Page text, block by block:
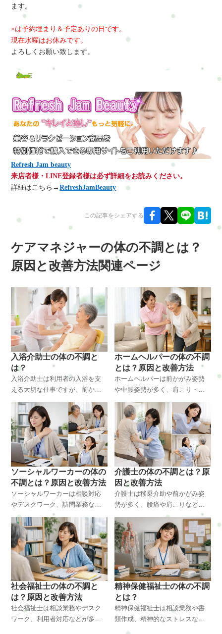
ます。
×は予約埋まり＆予定ありの日です。
現在水曜はお休みです。
よろしくお願い致します。
Refresh Jam beauty
来店者様・LINE登録者様は必ず詳細をお読みください。
詳細はこちら→RefreshJamBeauty
この記事をシェアする
ケアマネジャーの体の不調とは？
原因と改善方法関連ページ
入浴介助士の体の不調と
は？
入浴介助士は利用者の入浴を支
える大切な仕事ですが、前かが
肩こり・腰痛・腕の疲労など体
への負担が大きくなりやすい職
業です。この記事では入浴介助
士に多い体の不調の原因と改善
方法を整体の視点で解説しま
す。横浜・戸塚周辺で体のケア
を考えている方にも参考になる
内容です。
ホームヘルパーの体の不調
とは？原因と改善方法
ホームヘルパーは前かがみ姿勢
や中腰姿勢が多く、肩こり・腰
こりやすい職業です。本記事で
はホームヘルパーに多い体の不
調の原因、体に起こる変化、改
善方法を整体の視点から解説し
ます。横浜・戸塚周辺で体の不
調に悩む方にも役立つ内容で
す。
ソーシャルワーカーの体の
不調とは？原因と改善方法
ソーシャルワーカーは相談対応
やデスクワーク、訪問業務など
が多く、肩こり・腰痛・頭痛な
ど体の不調が起こりやすい職業
です。長時間の座り姿勢や精神
的ストレスも影響します。この
記事では体の不調の原因や改善
方法を整体の視点から解説しま
す。横浜・戸塚周辺の方にも役
立つ内容です。
介護士の体の不調とは？原
因と改善方法
介護士は移乗介助や前かがみ姿
勢が多く、腰痛や肩こりなど体
の不調が起こりやすい職業で
す。身体介助による筋肉への負
担や姿勢の崩れが原因になるこ
ともあります。この記事では整
体の視点から体の不調の原因や
改善方法を解説します。横浜・
戸塚エリアの方にも役立つ内容
です。
社会福祉士の体の不調と
は？原因と改善方法
社会福祉士は相談業務やデスク
ワーク、利用者対応などが多
精神保健福祉士の体の不調
とは？
精神保健福祉士は相談業務や書
類作成、精神的なストレスなど
により体へ負担がかかりやすい